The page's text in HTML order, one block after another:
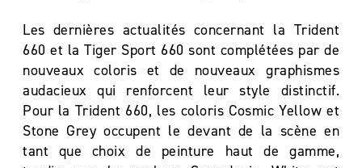
Les dernières actualités concernant la Trident
660 et la Tiger Sport 660 sont complétées par de
nouveaux coloris et de nouveaux graphismes
audacieux qui renforcent leur style distinctif.
Pour la Trident 660, les coloris Cosmic Yellow et
Stone Grey occupent le devant de la scène en
tant que choix de peinture haut de gamme,